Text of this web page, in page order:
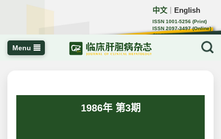
中文 English
ISSN 1001-5256 (Print)
ISSN 2097-3497 (Online)
CN 22-1108/R
Menu
1986年 第3期